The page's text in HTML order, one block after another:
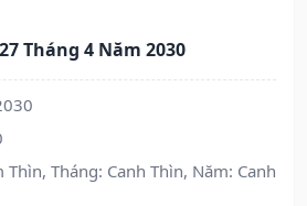
Tháng 4 Năm 2030
Thìn, Tháng: Canh Thìn, Năm: Canh